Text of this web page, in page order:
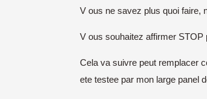
V ous ne savez plus quoi faire,
V ous souhaitez affirmer STOP
Cela va suivre peut remplacer
ete testee par mon large panel